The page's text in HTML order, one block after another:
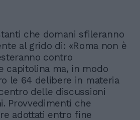
che domani sfileranno
al grido di: «Roma non è
contro
capitolina ma, in modo
le 64 delibere in materia
delle discussioni
Provvedimenti che
adottati entro fine